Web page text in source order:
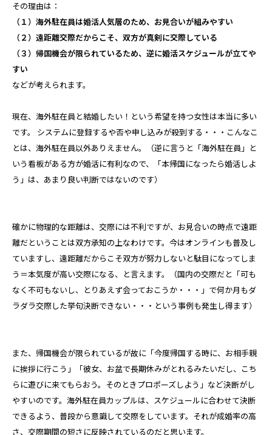
その理由は：
（１）海外駐在員は婚活人気層のため、お見合いが組みやすい
（２）遠距離交際だからこそ、双方が真剣に交際している
（３）帰国機会が限られているため、逆に婚活スケジュールが立てや
すい
などが考えられます。
現在、海外駐在員と結婚したい！という希望を持つ女性は本当に多い
です。 システムに登録するや否や申し込みが殺到する・・・こんなこ
とは、海外駐在員以外ありえません。（逆に言うと「海外駐在員」と
いう看板がある方が婚活に有利なので、「本帰国になったら婚活しよ
う」は、あまり良い判断ではないのです）
確かに物理的な距離は、交際には不利ですが、お見合いの時点で遠距
離だということは双方承知の上なわけです。今はオンラインも普及し
ていますし、遠距離だからこそ双方が努力しないと駄目になってしま
う＝本気度が高い交際になる、と言えます。（国内の交際だと「可も
なく不可もないし、とりあえず会っておこうか・・・」で何か月もダ
ラダラ交際した挙句決断できない・・・という事例も発生し得ます）
また、帰国機会が限られているが故に「今度帰国する時に、お相手親
に挨拶に行こう」「彼女、お盆で長期休みがとれるみたいだし、こち
らに遊びに来てもらおう。そのときプロポーズしよう」など決断がし
やすいのです。海外駐在員カップルは、スケジュールに合わせて決断
できるよう、普段から意識して交際をしています。それが成婚率の高
さ、交際期間の短さに反映されているのだと思います。